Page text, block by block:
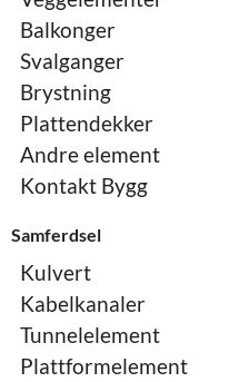
Balkonger
Svalganger
Brystning
Plattendekker
Andre element
Kontakt Bygg
Samferdsel
Kulvert
Kabelkanaler
Tunnelelement
Plattformelement